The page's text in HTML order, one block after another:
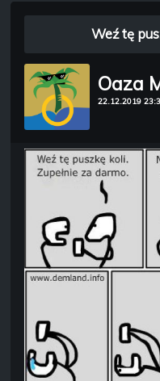
Oaza
22.12.2019
Weź tę